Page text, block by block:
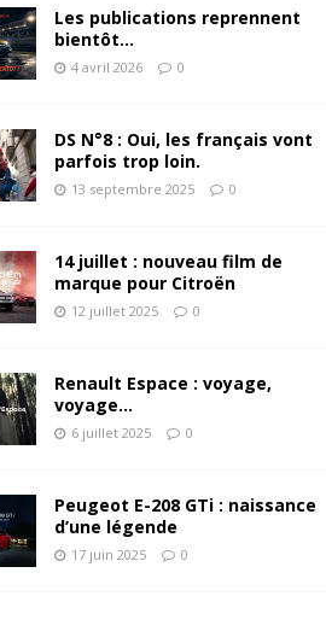
Les publications reprennent
bientôt…
4 avril 2026 0
DS N°8 : Oui, les français vont
parfois trop loin.
13 septembre 2025 0
14 juillet : nouveau film de
marque pour Citroën
12 juillet 2025 0
Renault Espace : voyage,
voyage…
6 juillet 2025 0
Peugeot E-208 GTi : naissance
d’une légende
17 juin 2025 0